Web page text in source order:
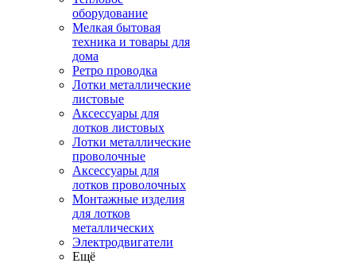
оборудование
Мелкая бытовая
техника и товары для
дома
Ретро проводка
Лотки металлические
листовые
Аксессуары для
лотков листовых
Лотки металлические
проволочные
Аксессуары для
лотков проволочных
Монтажные изделия
для лотков
металлических
Электродвигатели
Ещё